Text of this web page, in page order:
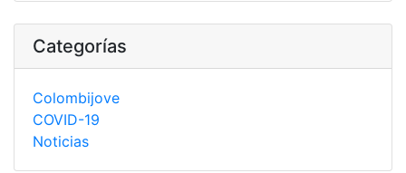
Categorías
Colombijove
COVID-19
Noticias